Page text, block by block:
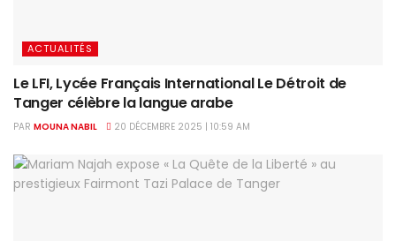
ACTUALITÉS
Le LFI, Lycée Français International Le Détroit de
Tanger célèbre la langue arabe
PAR MOUNA NABIL 20 DÉCEMBRE 2025 | 10:59 AM